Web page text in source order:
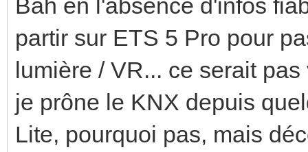
Bah en l'absence d'infos
partir sur ETS 5 Pro pour
lumière / VR... ce serait
je prône le KNX depuis
Lite, pourquoi pas, mais